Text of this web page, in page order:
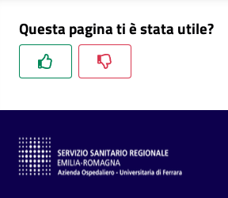
Novità
C
Questa pagina ti è stata utile?